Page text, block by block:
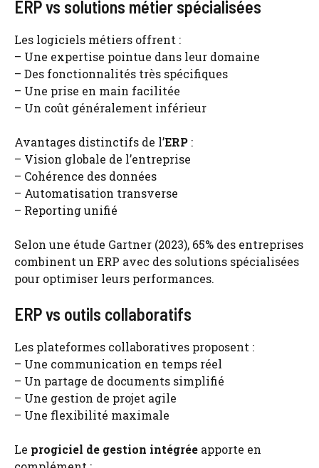
ERP vs solutions métier spécialisées
Les logiciels métiers offrent :
– Une expertise pointue dans leur domaine
– Des fonctionnalités très spécifiques
– Une prise en main facilitée
– Un coût généralement inférieur
Avantages distinctifs de l’ERP :
– Vision globale de l’entreprise
– Cohérence des données
– Automatisation transverse
– Reporting unifié
Selon une étude Gartner (2023), 65% des entreprises
combinent un ERP avec des solutions spécialisées
pour optimiser leurs performances.
ERP vs outils collaboratifs
Les plateformes collaboratives proposent :
– Une communication en temps réel
– Un partage de documents simplifié
– Une gestion de projet agile
– Une flexibilité maximale
Le progiciel de gestion intégrée apporte en